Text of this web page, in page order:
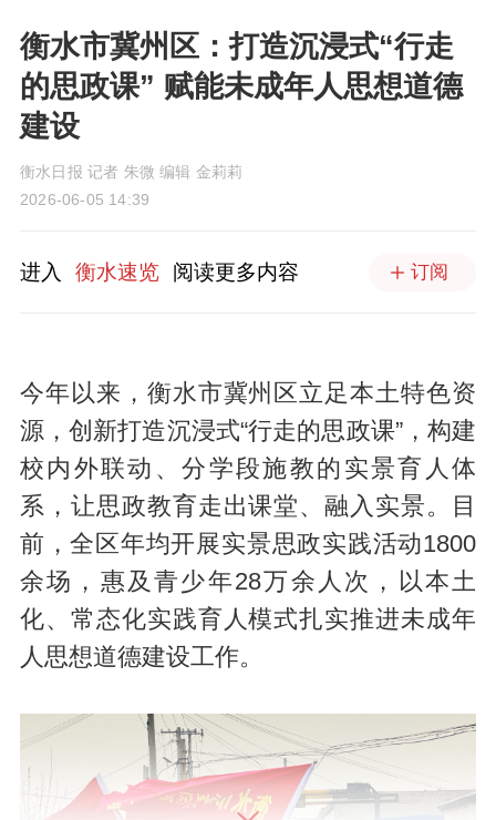
衡水市冀州区：打造沉浸式“行走
的思政课” 赋能未成年人思想道德
建设
衡水日报 记者 朱微 编辑 金莉莉
2026-06-05 14:39
进入 衡水速览 阅读更多内容 订阅
今年以来，衡水市冀州区立足本土特色资
源，创新打造沉浸式“行走的思政课”，构建
校内外联动、分学段施教的实景育人体
系，让思政教育走出课堂、融入实景。目
前，全区年均开展实景思政实践活动1800
余场，惠及青少年28万余人次，以本土
化、常态化实践育人模式扎实推进未成年
人思想道德建设工作。